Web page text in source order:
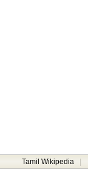
Tamil Wikipedia